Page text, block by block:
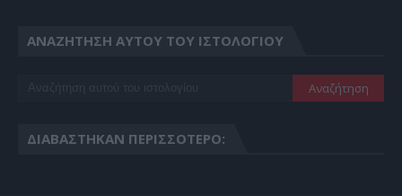
ΑΝΑΖΉΤΗΣΗ ΑΥΤΟΎ ΤΟΥ ΙΣΤΟΛΟΓΊΟΥ
ΔΙΑΒΆΣΤΗΚΑΝ ΠΕΡΙΣΣΌΤΕΡΟ: